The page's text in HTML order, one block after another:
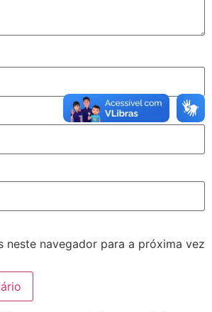
neste navegador para a próxima vez